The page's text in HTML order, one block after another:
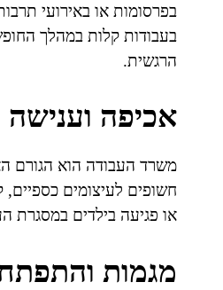
בפרסומות או באירועי
בעבודות קלות במהלך
הרגשית.
אכיפה וענישה
משרד העבודה הוא הגורם
חשופים לעיצומים כספיים,
או פגיעה בילדים במסגרת
מגמות